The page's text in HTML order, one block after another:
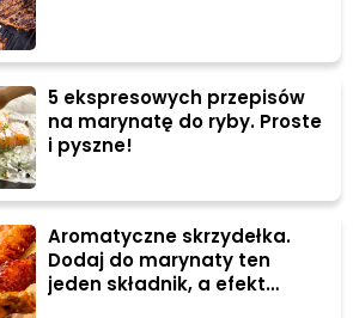
5 ekspresowych przepisów
na marynatę do ryby. Proste
i pyszne!
Aromatyczne skrzydełka.
Dodaj do marynaty ten
jeden składnik, a efekt